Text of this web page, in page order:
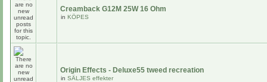
Creamback G12M 25W 16 Ohm
in KÖPES
Origin Effects - Deluxe55 tweed recreation
in SÄLJES effekter